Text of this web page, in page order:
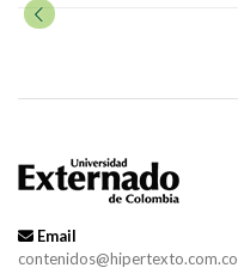
Email
contenidos@hipertexto.com.co